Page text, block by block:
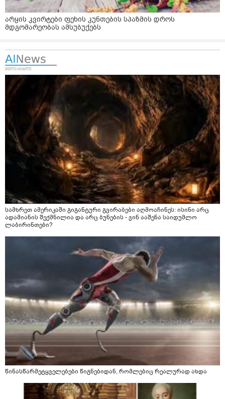
არყის კვირტები ფეხის კუნთების სპაზმის დროს
მდგომარეობას ამსუბუქებს
სამხრეთ ამერიკაში გიგანტური გვირაბები აღმოაჩინეს: ისინი არც
ადამიანის შექმნილია და არც ბუნების - ვინ ააშენა საიდუმლო
ლაბირინთები?
წინასწარმეტყველებები წიგნებიდან, რომლებიც რეალურად ახდა